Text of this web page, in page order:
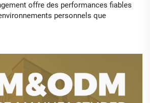
offre des performances fiables
personnels que